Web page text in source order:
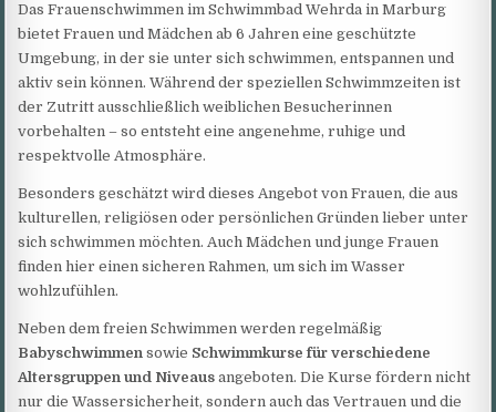
Das Frauenschwimmen im Schwimmbad Wehrda in Marburg
bietet Frauen und Mädchen ab 6 Jahren eine geschützte
Umgebung, in der sie unter sich schwimmen, entspannen und
aktiv sein können. Während der speziellen Schwimmzeiten ist
der Zutritt ausschließlich weiblichen Besucherinnen
vorbehalten – so entsteht eine angenehme, ruhige und
respektvolle Atmosphäre.
Besonders geschätzt wird dieses Angebot von Frauen, die aus
kulturellen, religiösen oder persönlichen Gründen lieber unter
sich schwimmen möchten. Auch Mädchen und junge Frauen
finden hier einen sicheren Rahmen, um sich im Wasser
wohlzufühlen.
Neben dem freien Schwimmen werden regelmäßig
Babyschwimmen sowie Schwimmkurse für verschiedene
Altersgruppen und Niveaus angeboten. Die Kurse fördern nicht
nur die Wassersicherheit, sondern auch das Vertrauen und die